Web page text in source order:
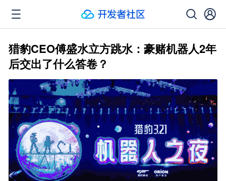
猎豹CEO傅盛水立方跳水：豪赌机器人2年
后交出了什么答卷？